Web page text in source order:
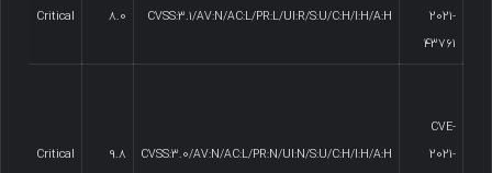
2021-
43761
CVSS:3.1/AV:N/AC:L/PR:L/UI:R/S:U/C:H/I:H/A:H
8.0
Critical
CVE-
2021-
CVSS:3.0/AV:N/AC:L/PR:N/UI:N/S:U/C:H/I:H/A:H
9.8
Critical